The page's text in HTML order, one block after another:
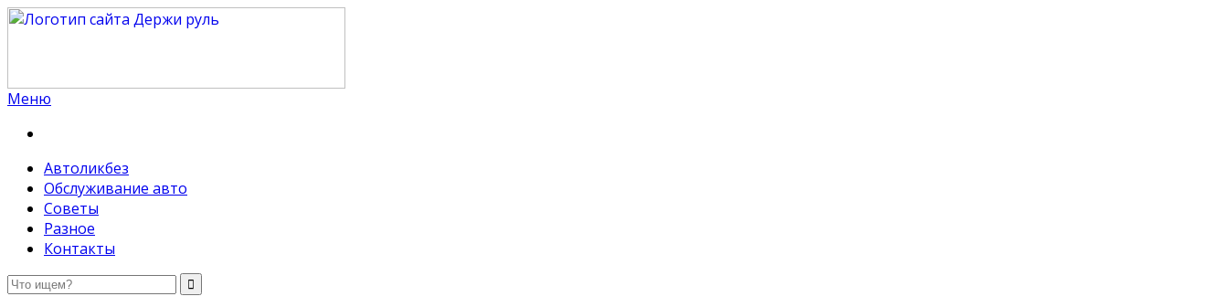
Меню
Автоликбез
Обслуживание авто
Советы
Разное
Контакты